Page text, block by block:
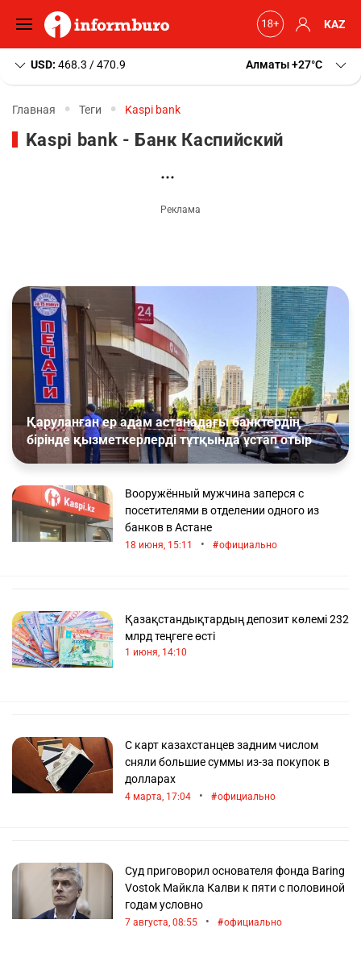
KAZ
USD: 468.3 / 470.9 Алматы+27 C
Главная Теги Kaspi bank
Kaspi bank - Банк Каспийский
Қаруланған ер адам астанадағы банктердің
бірінде қызметкерлерді тұтқында ұстап отыр
Вооружённый мужчина заперся с
посетителями в отделении одного из
банков в Астане
18 июня, 15:11 • официально
Қазақстандықтардың депозит көлемі 232
млрд теңгеге өсті
1 июня, 14:10
С карт казахстанцев задним числом
сняли большие суммы из-за покупок в
долларах
4 марта, 17:04 • официально
Суд приговорил основателя фонда Baring
Vostok Майкла Калви к пяти с половиной
годам условно
7 августа, 08:55 • официально